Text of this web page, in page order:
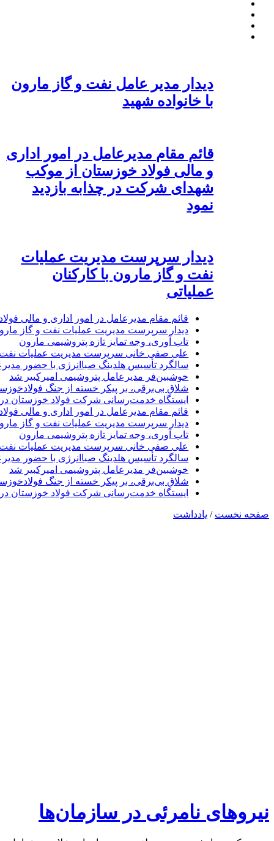
دیدار مدیر عامل نفت و گاز مارون
با خانواده شهید
قائم مقام مدیرعامل در امور اداری
و مالی فولاد خوزستان از موکب
شهدای شرکت در چذابه بازدید
نمود
دیدار سرپرست مدیریت عملیات
نفت و گاز مارون با کارکنان
عملیاتی
قائم مقام مدیرعامل در امور اداری و مالی
دیدار سرپرست مدیریت عملیات نفت و گاز
تاب آوری، وجه تمایز تازه پتروشیمی مارون
علی صفی خانی سرپرست مدیریت عملیات
سالگرد تأسیس هلدینگ صباانرژی با حضور
خوشبین‌فر مدیرعامل پتروشیمی امیرکبیر شد
شلاق‌ بی‌برقی، بر پیکر خسته‌ از جنگ
ایستگاه خدمت‌رسانی شرکت فولاد خوزستان
قائم مقام مدیرعامل در امور اداری و مالی
دیدار سرپرست مدیریت عملیات نفت و گاز
تاب آوری، وجه تمایز تازه پتروشیمی مارون
علی صفی خانی سرپرست مدیریت عملیات
سالگرد تأسیس هلدینگ صباانرژی با حضور
خوشبین‌فر مدیرعامل پتروشیمی امیرکبیر شد
شلاق‌ بی‌برقی، بر پیکر خسته‌ از جنگ
ایستگاه خدمت‌رسانی شرکت فولاد خوزستان
صفحه نخست / یادداشت
نیروهای نامرئی در سازمان‌ها